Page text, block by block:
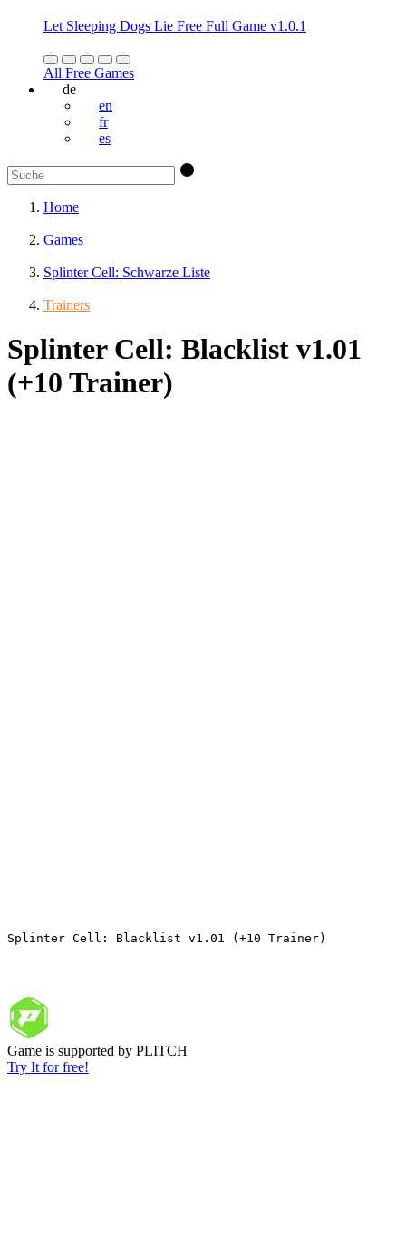
Let Sleeping Dogs Lie Free Full Game v1.0.1
All Free Games
de
en
fr
es
Home
Games
Splinter Cell: Schwarze Liste
Trainers
Splinter Cell: Blacklist v1.01
(+10 Trainer)
Splinter Cell: Blacklist v1.01 (+10 Trainer)
Game is supported by PLITCH
Try It for free!